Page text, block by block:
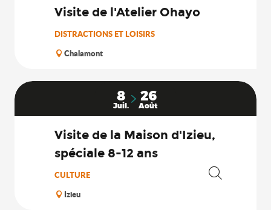
Visite de l'Atelier Ohayo
DISTRACTIONS ET LOISIRS
Chalamont
8
Juil.
26
Août
Visite de la Maison d'Izieu,
spéciale 8-12 ans
CULTURE
Izieu